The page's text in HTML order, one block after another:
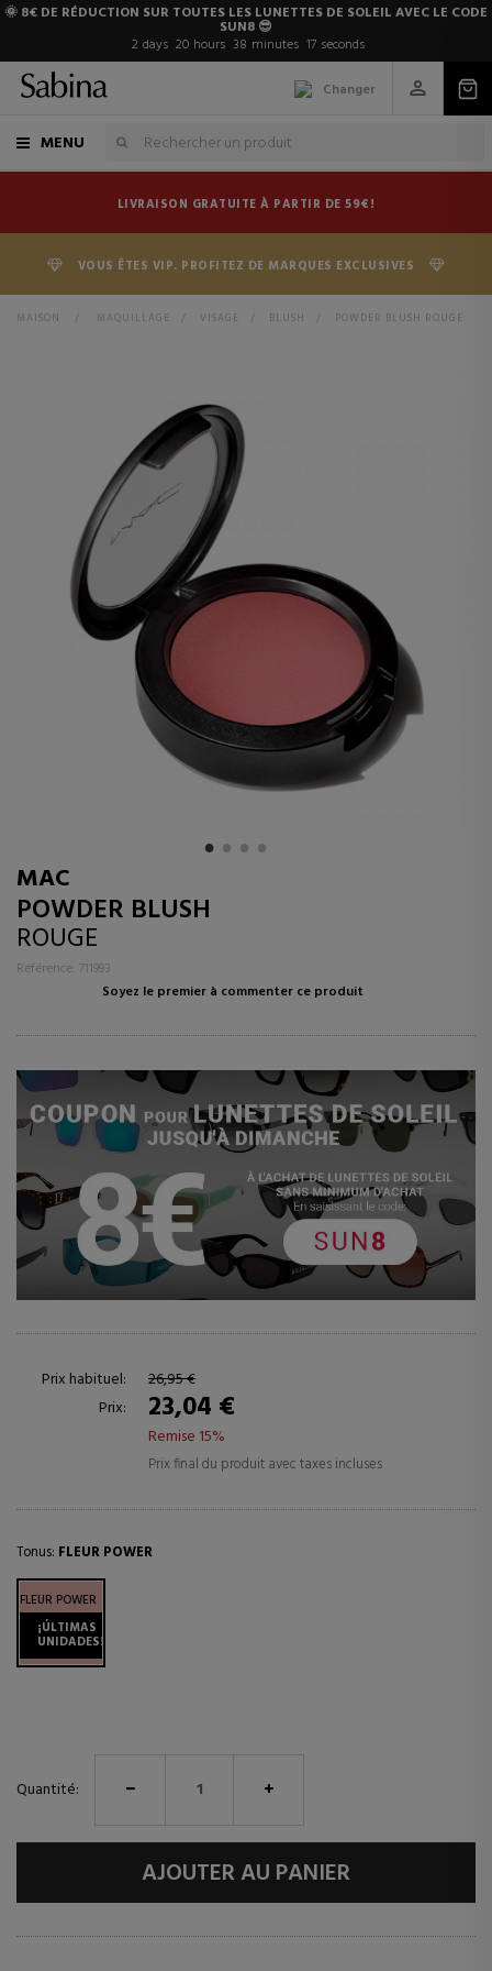
🌞 8€ DE RÉDUCTION SUR TOUTES LES LUNETTES DE SOLEIL AVEC LE CODE
SUN8 😎
2 days 20 hours 38 minutes 17 seconds
Changer
MENU
LIVRAISON GRATUITE À PARTIR DE 59€!
VOUS ÊTES VIP. PROFITEZ DE MARQUES EXCLUSIVES
MAISON > MAQUILLAGE > VISAGE > BLUSH > POWDER BLUSH ROUGE
MAC
POWDER BLUSH
ROUGE
Référence: 711993
Soyez le premier à commenter ce produit
Prix habituel:
26,95 €
Prix:
23,04 €
Remise 15%
Prix final du produit avec taxes incluses
Tonus: FLEUR POWER
FLEUR POWER
¡ÚLTIMAS
UNIDADES!
Quantité:
AJOUTER AU PANIER